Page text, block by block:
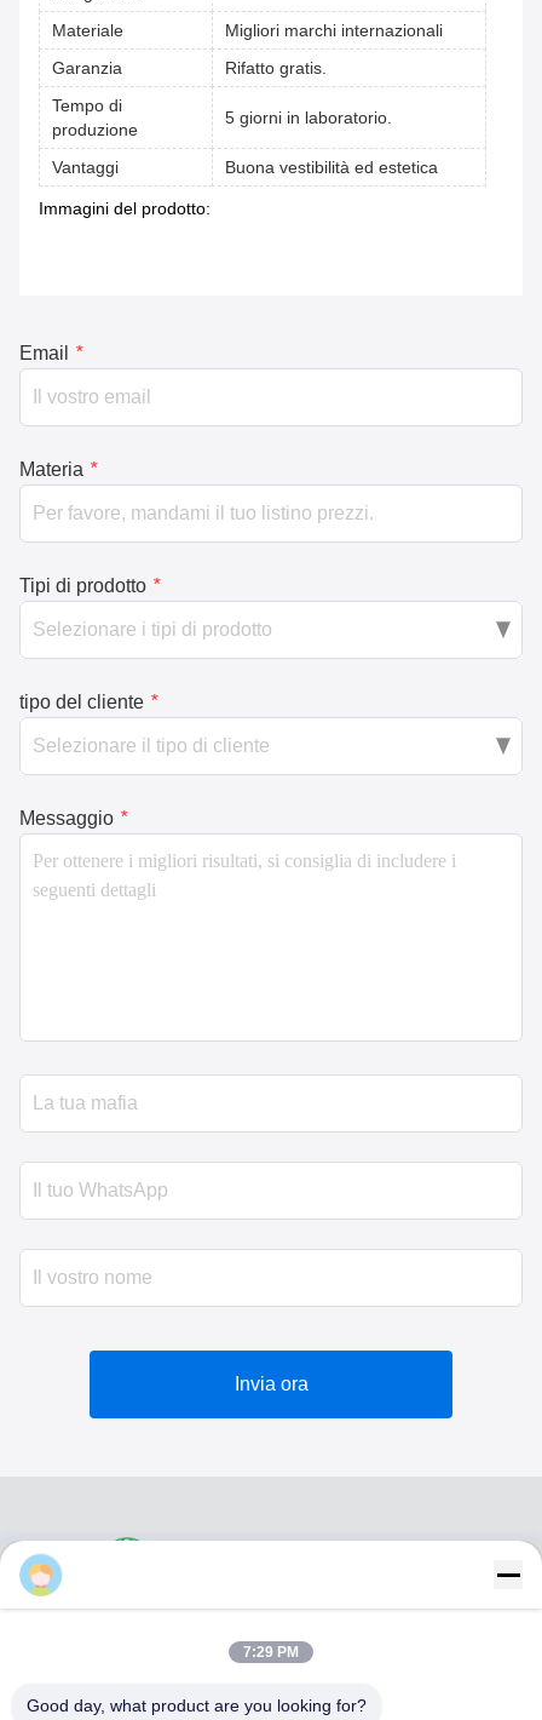
Materiale
Migliori marchi internazionali
Garanzia
Rifatto gratis.
Tempo di
produzione
5 giorni in laboratorio.
Vantaggi Buona vestibilità ed estetica
Immagini del prodotto:
Email *
Materia *
tipo del cliente
7:29 PM
Good day, what product are you looking for?